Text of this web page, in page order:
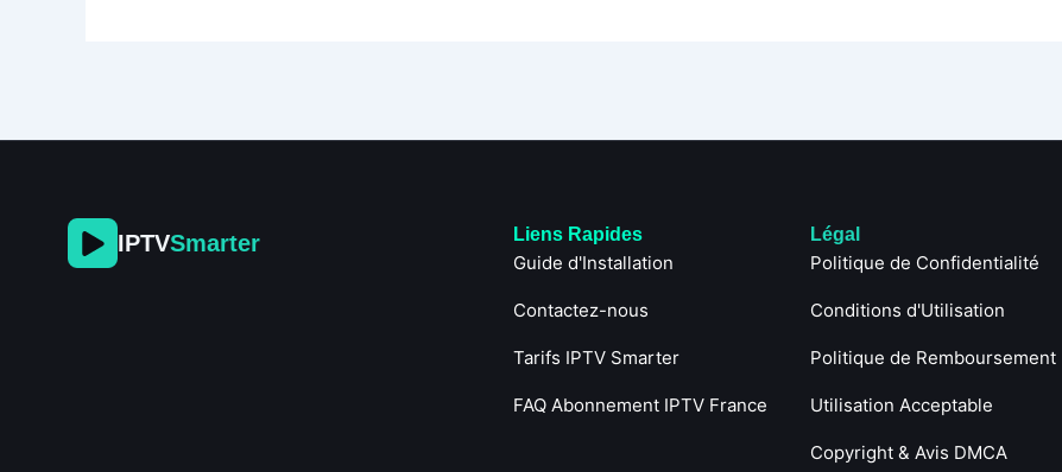
IPTVSmarter Liens Rapides
Guide d'Installation
Contactez-nous
Tarifs IPTV Smarter
FAQ Abonnement IPTV France
Légal
Politique de Confidentialité
Conditions d'Utilisation
Politique de Remboursement
Utilisation Acceptable
Copyright & Avis DMCA